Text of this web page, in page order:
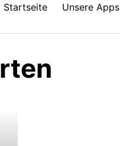
Startseite Unsere Apps